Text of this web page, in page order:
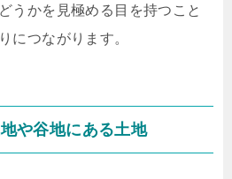
うかを見極める目を持つこと
につながります。
や谷地にある土地